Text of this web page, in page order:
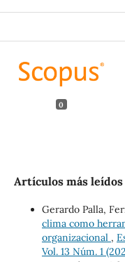
0
Artículos más
Gerardo Palla,
clima como
organizacional ,
Vol. 13 Núm. 1